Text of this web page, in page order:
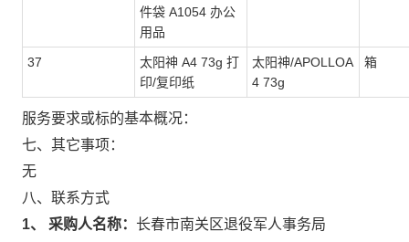
件袋 A1054 办公
用品
37
太阳神 A4 73g 打
印/复印纸
太阳神/APOLLOA
4 73g
箱
服务要求或标的基本概况：
七、其它事项：
无
八、联系方式
1、 采购人名称： 长春市南关区退役军人事务局